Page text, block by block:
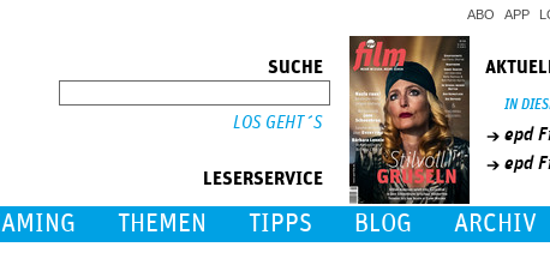
ABO APP
SUCHE
LESERSERVICE
IN
epd
epd
THEMEN TIPPS BLOG ARCHIV